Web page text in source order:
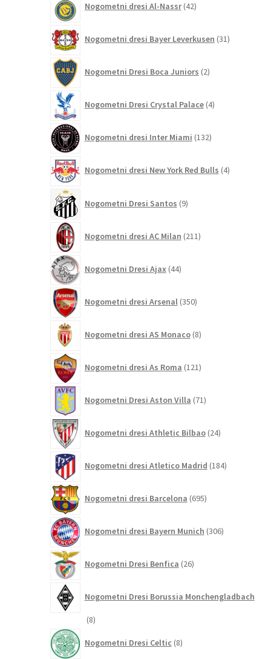
Nogometni dresi Al-Nassr 42izdelkov
Nogometni dresi Bayer Leverkusen 31izdelkov
Nogometni Dresi Boca Juniors 2izdelka
Nogometni Dresi Crystal Palace 4izdelki
Nogometni dresi Inter Miami 132izdelkov
Nogometni dresi New York Red Bulls 4izdelki
Nogometni Dresi Santos 9izdelkov
Nogometni dresi AC Milan 211izdelkov
Nogometni Dresi Ajax 44izdelkov
Nogometni dresi Arsenal 350izdelkov
Nogometni dresi AS Monaco 8izdelkov
Nogometni dresi As Roma 121izdelkov
Nogometni Dresi Aston Villa 71izdelkov
Nogometni dresi Athletic Bilbao 24izdelkov
Nogometni dresi Atletico Madrid 184izdelkov
Nogometni dresi Barcelona 695izdelkov
Nogometni dresi Bayern Munich 306izdelkov
Nogometni Dresi Benfica 26izdelkov
Nogometni Dresi Borussia Monchengladbach
88
Nogometni Dresi Celtic 8izdelkov